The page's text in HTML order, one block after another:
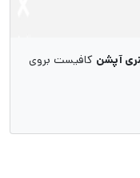
آپشن کافیست بروی